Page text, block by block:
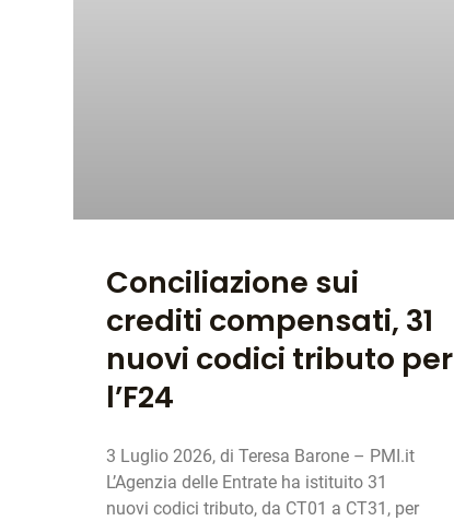
Conciliazione sui
crediti compensati, 31
nuovi codici tributo per
l’F24
3 Luglio 2026, di Teresa Barone – PMI.it
L’Agenzia delle Entrate ha istituito 31
nuovi codici tributo, da CT01 a CT31, per